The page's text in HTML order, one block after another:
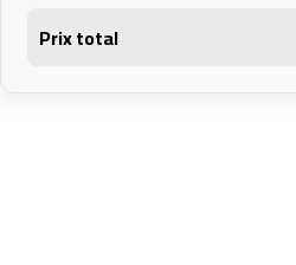
Prix total